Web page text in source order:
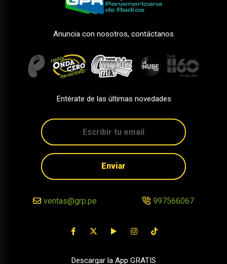
Anuncia con nosotros, contáctanos
Entérate de las últimas novedades
Enviar
ventas@grp.pe 997566067
Descargar la App GRATIS